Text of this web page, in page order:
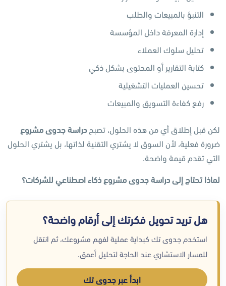
التنبؤ بالمبيعات والطلب
إدارة المعرفة داخل المؤسسة
تحليل سلوك العملاء
كتابة التقارير أو المحتوى بشكل ذكي
تحسين العمليات التشغيلية
رفع كفاءة التسويق والمبيعات
لكن قبل إطلاق أي من هذه الحلول، تصبح دراسة جدوى مشروع
ضرورة فعلية، لأن السوق لا يشتري التقنية لذاتها، بل يشتري الحلول
التي تقدم قيمة واضحة.
لماذا تحتاج إلى دراسة جدوى مشروع ذكاء اصطناعي للشركات؟
هل تريد تحويل فكرتك إلى أرقام واضحة؟
استخدم جدوى تك كبداية عملية لفهم مشروعك، ثم انتقل
للمسار الاستشاري عند الحاجة لتحليل أعمق.
ابدأ عبر جدوى تك